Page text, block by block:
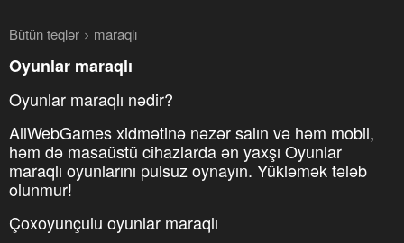
Bütün teqlər maraqlı
Oyunlar maraqlı
Oyunlar maraqlı nədir?
AllWebGames xidmətinə nəzər salın və həm mobil,
həm də masaüstü cihazlarda ən yaxşı Oyunlar
maraqlı oyunlarını pulsuz oynayın. Yükləmək tələb
olunmur!
Çoxoyunçulu oyunlar maraqlı